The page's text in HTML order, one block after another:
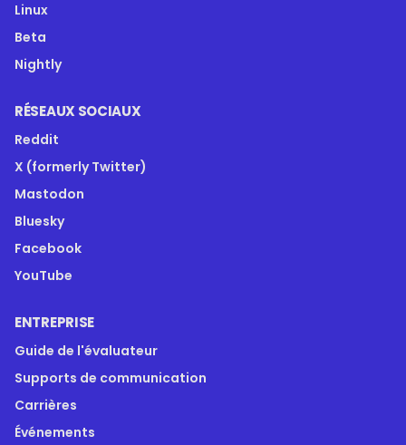
Linux
Beta
Nightly
RÉSEAUX SOCIAUX
Reddit
X (formerly Twitter)
Mastodon
Bluesky
Facebook
YouTube
ENTREPRISE
Guide de l'évaluateur
Supports de communication
Carrières
Événements